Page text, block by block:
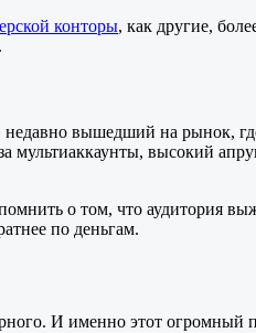
конторы, как другие,
вышедший на рынок,
мультиаккаунты, высокий
о том, что аудитория
по деньгам.
И именно этот